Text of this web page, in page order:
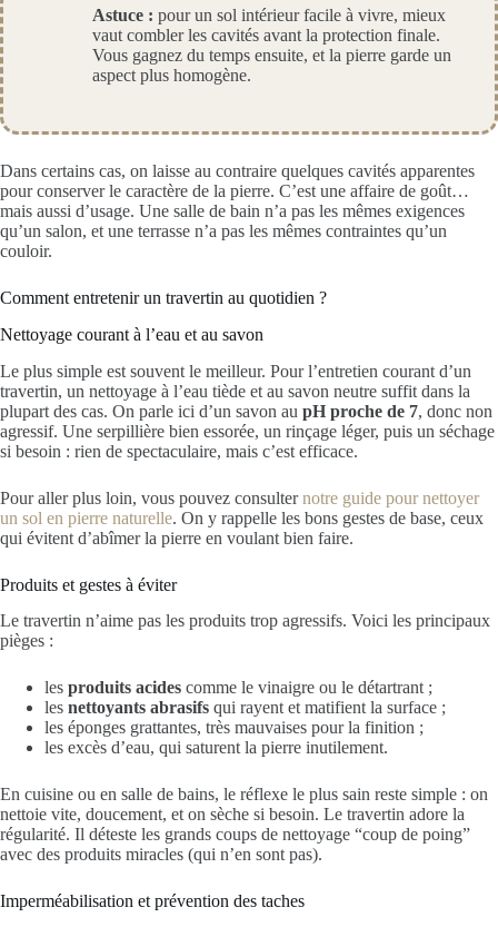
Astuce : pour un sol intérieur facile à vivre, mieux
vaut combler les cavités avant la protection finale.
Vous gagnez du temps ensuite, et la pierre garde un
aspect plus homogène.
Dans certains cas, on laisse au contraire quelques cavités apparentes
pour conserver le caractère de la pierre. C’est une affaire de goût…
mais aussi d’usage. Une salle de bain n’a pas les mêmes exigences
qu’un salon, et une terrasse n’a pas les mêmes contraintes qu’un
couloir.
Comment entretenir un travertin au quotidien ?
Nettoyage courant à l’eau et au savon
Le plus simple est souvent le meilleur. Pour l’entretien courant d’un
travertin, un nettoyage à l’eau tiède et au savon neutre suffit dans la
plupart des cas. On parle ici d’un savon au pH proche de 7, donc non
agressif. Une serpillière bien essorée, un rinçage léger, puis un séchage
si besoin : rien de spectaculaire, mais c’est efficace.
Pour aller plus loin, vous pouvez consulternotre guide pour nettoyer
un sol en pierre naturelle. On y rappelle les bons gestes de base, ceux
qui évitent d’abîmer la pierre en voulant bien faire.
Produits et gestes à éviter
Le travertin n’aime pas les produits trop agressifs. Voici les principaux
pièges :
les produits acides comme le vinaigre ou le détartrant ;
les nettoyants abrasifs qui rayent et matifient la surface ;
les éponges grattantes, très mauvaises pour la finition ;
les excès d’eau, qui saturent la pierre inutilement.
En cuisine ou en salle de bains, le réflexe le plus sain reste simple : on
nettoie vite, doucement, et on sèche si besoin. Le travertin adore la
régularité. Il déteste les grands coups de nettoyage “coup de poing”
avec des produits miracles (qui n’en sont pas).
Imperméabilisation et prévention des taches